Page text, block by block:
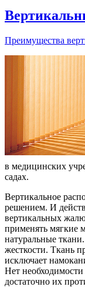
Преимущества
в медицинских
садах.
Вертикальное
решением. И
вертикальных
применять мягкие
натуральные
жесткости. Ткань
исключает
Нет
достаточно их